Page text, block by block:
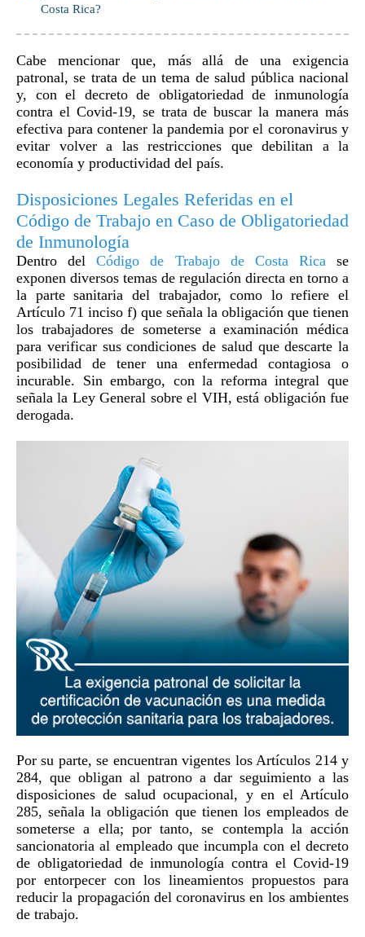
Costa Rica?
Cabe mencionar que, más allá de una exigencia
patronal, se trata de un tema de salud pública nacional
y, con el decreto de obligatoriedad de inmunología
contra el Covid-19, se trata de buscar la manera más
efectiva para contener la pandemia por el coronavirus y
evitar volver a las restricciones que debilitan a la
economía y productividad del país.
Disposiciones Legales Referidas en el
Código de Trabajo en Caso de Obligatoriedad
de Inmunología
Dentro delCódigo de Trabajo de Costa Rica se
exponen diversos temas de regulación directa en torno a
la parte sanitaria del trabajador, como lo refiere el
Artículo 71 inciso f) que señala la obligación que tienen
los trabajadores de someterse a examinación médica
para verificar sus condiciones de salud que descarte la
posibilidad de tener una enfermedad contagiosa o
incurable. Sin embargo, con la reforma integral que
señala la Ley General sobre el VIH, está obligación fue
derogada.
Por su parte, se encuentran vigentes los Artículos 214 y
284, que obligan al patrono a dar seguimiento a las
disposiciones de salud ocupacional, y en el Artículo
285, señala la obligación que tienen los empleados de
someterse a ella; por tanto, se contempla la acción
sancionatoria al empleado que incumpla con el decreto
de obligatoriedad de inmunología contra el Covid-19
por entorpecer con los lineamientos propuestos para
reducir la propagación del coronavirus en los ambientes
de trabajo.